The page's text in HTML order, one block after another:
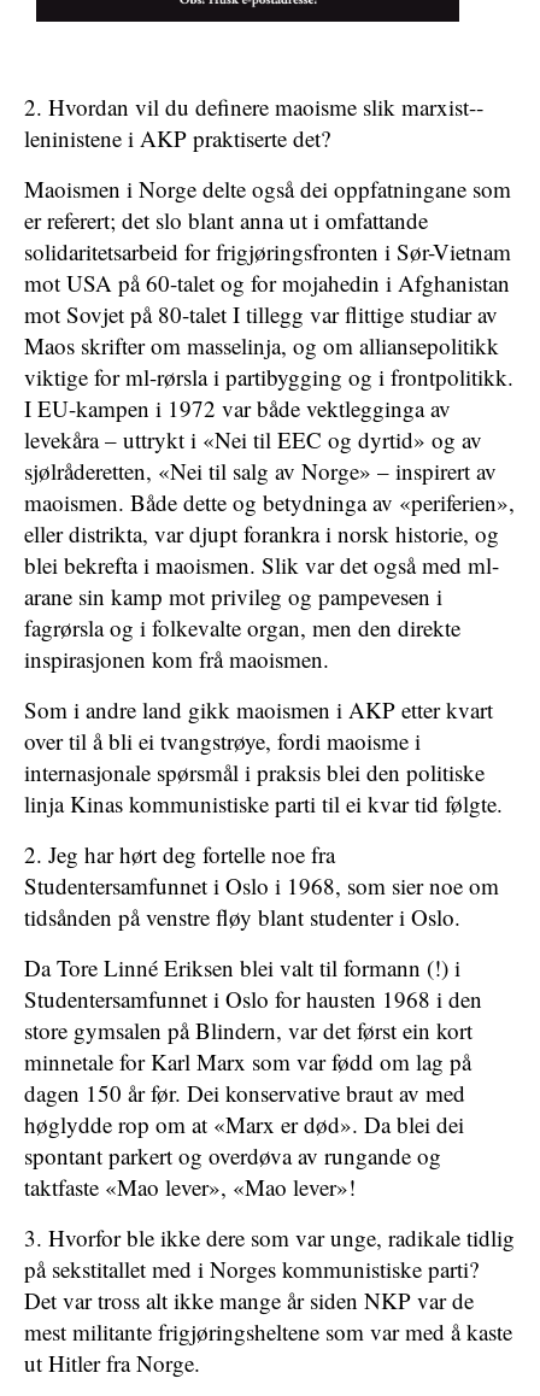
2. Hvordan vil du definere maoisme slik marxist-­
leninistene i AKP praktiserte det?
Maoismen i Norge delte også dei oppfatningane som
er referert; det slo blant anna ut i omfattande
solidaritetsarbeid for frigjøringsfronten i Sør-Vietnam
mot USA på 60-talet og for mojahedin i Afghanistan
mot Sovjet på 80-talet I tillegg var flittige studiar av
Maos skrifter om masselinja, og om alliansepolitikk
viktige for ml-rørsla i partibygging og i frontpolitikk.
I EU-kampen i 1972 var både vektlegginga av
levekåra – uttrykt i «Nei til EEC og dyrtid» og av
sjølråderetten, «Nei til salg av Norge» – inspirert av
maoismen. Både dette og betydninga av «periferien»,
eller distrikta, var djupt forankra i norsk historie, og
blei bekrefta i maoismen. Slik var det også med ml-
arane sin kamp mot privileg og pampevesen i
fagrørsla og i folkevalte organ, men den direkte
inspirasjonen kom frå maoismen.
Som i andre land gikk maoismen i AKP etter kvart
over til å bli ei tvangstrøye, fordi maoisme i
internasjonale spørsmål i praksis blei den politiske
linja Kinas kommunistiske parti til ei kvar tid følgte.
2. Jeg har hørt deg fortelle noe fra
Studentersamfunnet i Oslo i 1968, som sier noe om
tidsånden på venstre fløy blant studenter i Oslo.
Da Tore Linné Eriksen blei valt til formann (!) i
Studentersamfunnet i Oslo for hausten 1968 i den
store gymsalen på Blindern, var det først ein kort
minnetale for Karl Marx som var fødd om lag på
dagen 150 år før. Dei konservative braut av med
høglydde rop om at «Marx er død». Da blei dei
spontant parkert og overdøva av rungande og
taktfaste «Mao lever», «Mao lever»!
3. Hvorfor ble ikke dere som var unge, radikale tidlig
på sekstitallet med i Norges kommunistiske parti?
Det var tross alt ikke mange år siden NKP var de
mest militante frigjøringsheltene som var med å kaste
ut Hitler fra Norge.